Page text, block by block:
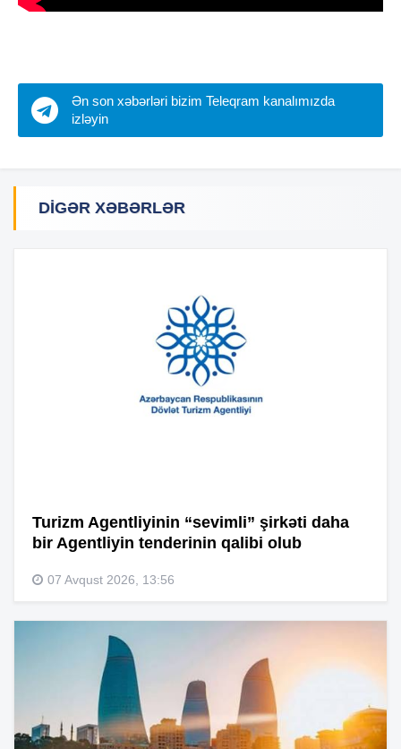
Ən son xəbərləri bizim Teleqram kanalımızda
izləyin
DIGƏR XƏBƏRLƏR
Turizm Agentliyinin “sevimli” şirkəti daha
bir Agentliyin tenderinin qalibi olub
07 Avqust 2026, 13:56